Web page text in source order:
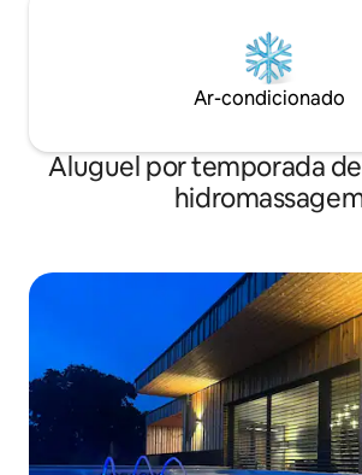
Ar-condicionado
Aluguel por temporada